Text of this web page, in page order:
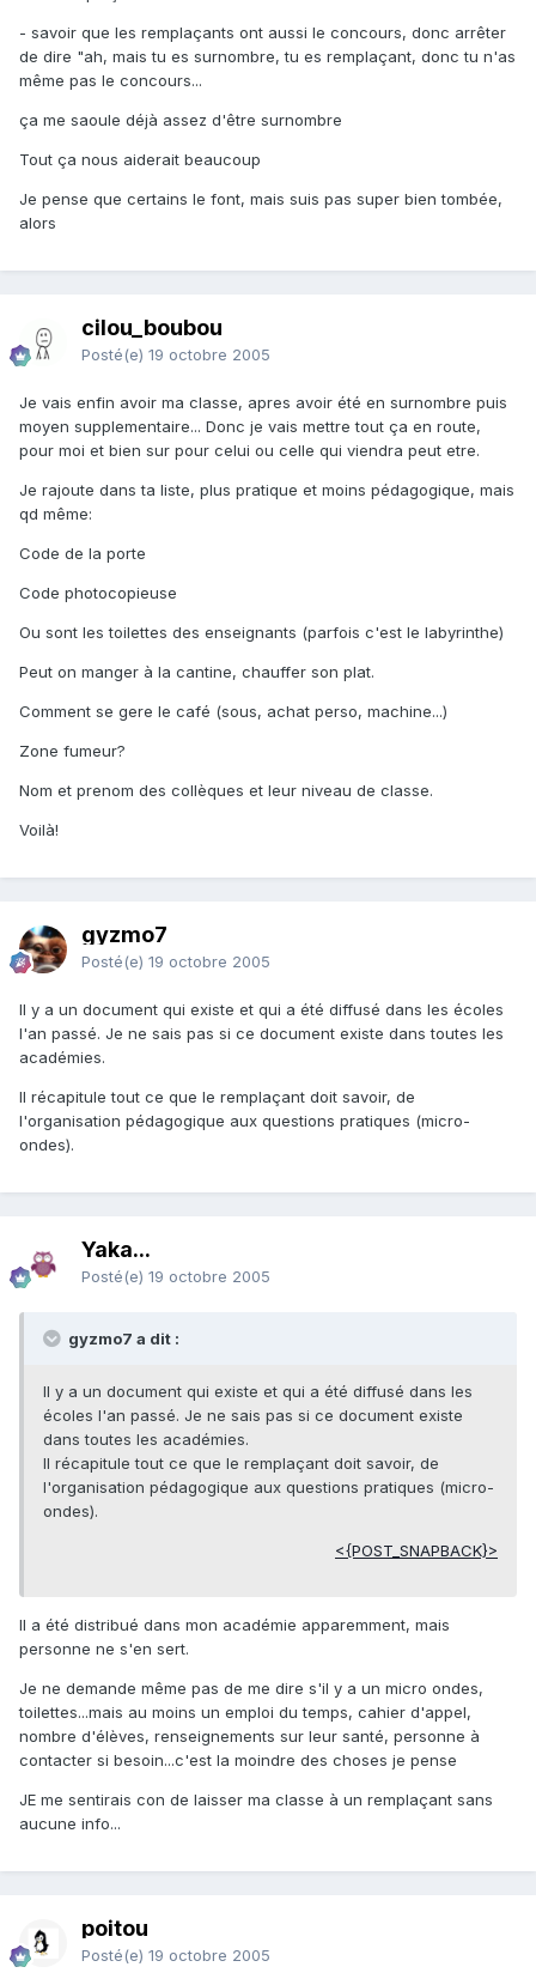
- savoir que les remplaçants ont aussi le concours, donc arrêter
de dire "ah, mais tu es surnombre, tu es remplaçant, donc tu n'as
même pas le concours...
ça me saoule déjà assez d'être surnombre
Tout ça nous aiderait beaucoup
Je pense que certains le font, mais suis pas super bien tombée,
alors
cilou_boubou
Posté(e) 19 octobre 2005
Je vais enfin avoir ma classe, apres avoir été en surnombre puis
moyen supplementaire... Donc je vais mettre tout ça en route,
pour moi et bien sur pour celui ou celle qui viendra peut etre.
Je rajoute dans ta liste, plus pratique et moins pédagogique, mais
qd même:
Code de la porte
Code photocopieuse
Ou sont les toilettes des enseignants (parfois c'est le labyrinthe)
Peut on manger à la cantine, chauffer son plat.
Comment se gere le café (sous, achat perso, machine...)
Zone fumeur?
Nom et prenom des collèques et leur niveau de classe.
Voilà!
gyzmo7
Posté(e) 19 octobre 2005
Il y a un document qui existe et qui a été diffusé dans les écoles
l'an passé. Je ne sais pas si ce document existe dans toutes les
académies.
Il récapitule tout ce que le remplaçant doit savoir, de
l'organisation pédagogique aux questions pratiques (micro-
ondes).
Yaka...
Posté(e) 19 octobre 2005
gyzmo7 a dit :
Il y a un document qui existe et qui a été diffusé dans les
écoles l'an passé. Je ne sais pas si ce document existe
dans toutes les académies.
Il récapitule tout ce que le remplaçant doit savoir, de
l'organisation pédagogique aux questions pratiques (micro-
ondes).
<{POST_SNAPBACK}>
Il a été distribué dans mon académie apparemment, mais
personne ne s'en sert.
Je ne demande même pas de me dire s'il y a un micro ondes,
toilettes...mais au moins un emploi du temps, cahier d'appel,
nombre d'élèves, renseignements sur leur santé, personne à
contacter si besoin...c'est la moindre des choses je pense
JE me sentirais con de laisser ma classe à un remplaçant sans
aucune info...
poitou
Posté(e) 19 octobre 2005